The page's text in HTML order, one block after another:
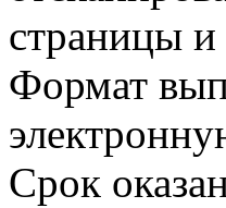
страницы и
Формат
Срок